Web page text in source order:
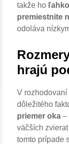
takže ho
premiestnite
odoláva
hrajú
V
dôležitého
priemer oka –
väčších
tomto prípade